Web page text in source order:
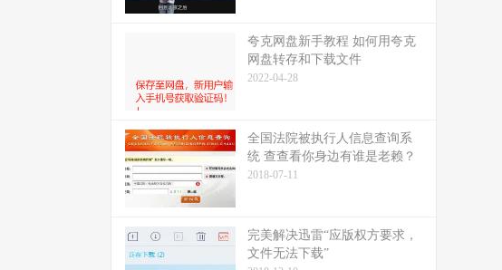
夸克网盘新手教程 如何用夸克
网盘转存和下载文件
2022-04-28
全国法院被执行人信息查询系
统 查查看你身边有谁是老赖？
2018-07-11
完美解决迅雷“应版权方要求，
文件无法下载”